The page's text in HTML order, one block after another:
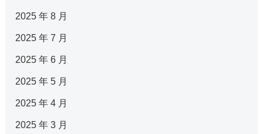
2025 年 8 月
2025 年 7 月
2025 年 6 月
2025 年 5 月
2025 年 4 月
2025 年 3 月